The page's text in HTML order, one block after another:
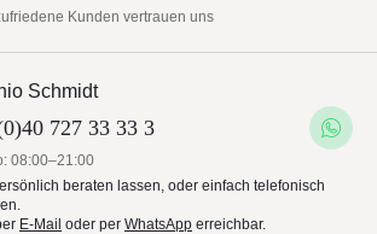
Kunden vertrauen uns
Schmidt
727 33 33 3
08:00–21:00
beraten lassen, oder einfach telefonisch
E-Mail oder per WhatsApp erreichbar.